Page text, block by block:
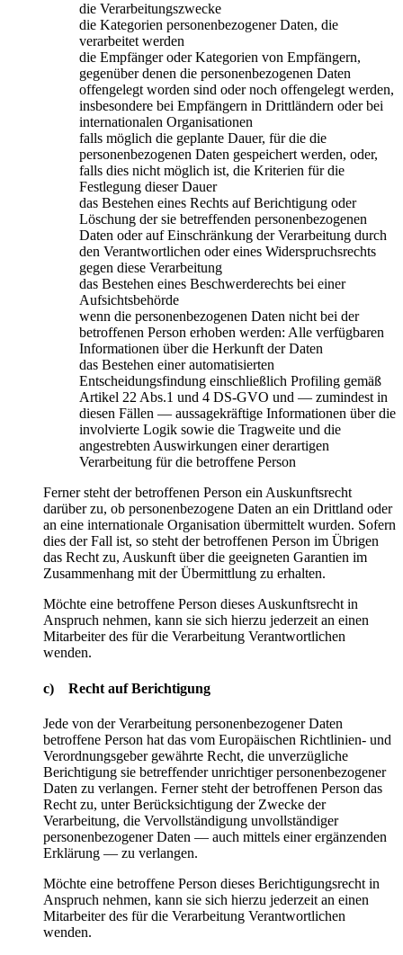
die Verarbeitungszwecke
die Kategorien personenbezogener Daten, die
verarbeitet werden
die Empfänger oder Kategorien von Empfängern,
gegenüber denen die personenbezogenen Daten
offengelegt worden sind oder noch offengelegt werden,
insbesondere bei Empfängern in Drittländern oder bei
internationalen Organisationen
falls möglich die geplante Dauer, für die die
personenbezogenen Daten gespeichert werden, oder,
falls dies nicht möglich ist, die Kriterien für die
Festlegung dieser Dauer
das Bestehen eines Rechts auf Berichtigung oder
Löschung der sie betreffenden personenbezogenen
Daten oder auf Einschränkung der Verarbeitung durch
den Verantwortlichen oder eines Widerspruchsrechts
gegen diese Verarbeitung
das Bestehen eines Beschwerderechts bei einer
Aufsichtsbehörde
wenn die personenbezogenen Daten nicht bei der
betroffenen Person erhoben werden: Alle verfügbaren
Informationen über die Herkunft der Daten
das Bestehen einer automatisierten
Entscheidungsfindung einschließlich Profiling gemäß
Artikel 22 Abs.1 und 4 DS-GVO und — zumindest in
diesen Fällen — aussagekräftige Informationen über die
involvierte Logik sowie die Tragweite und die
angestrebten Auswirkungen einer derartigen
Verarbeitung für die betroffene Person
Ferner steht der betroffenen Person ein Auskunftsrecht
darüber zu, ob personenbezogene Daten an ein Drittland oder
an eine internationale Organisation übermittelt wurden. Sofern
dies der Fall ist, so steht der betroffenen Person im Übrigen
das Recht zu, Auskunft über die geeigneten Garantien im
Zusammenhang mit der Übermittlung zu erhalten.
Möchte eine betroffene Person dieses Auskunftsrecht in
Anspruch nehmen, kann sie sich hierzu jederzeit an einen
Mitarbeiter des für die Verarbeitung Verantwortlichen
wenden.
c) Recht auf Berichtigung
Jede von der Verarbeitung personenbezogener Daten
betroffene Person hat das vom Europäischen Richtlinien- und
Verordnungsgeber gewährte Recht, die unverzügliche
Berichtigung sie betreffender unrichtiger personenbezogener
Daten zu verlangen. Ferner steht der betroffenen Person das
Recht zu, unter Berücksichtigung der Zwecke der
Verarbeitung, die Vervollständigung unvollständiger
personenbezogener Daten — auch mittels einer ergänzenden
Erklärung — zu verlangen.
Möchte eine betroffene Person dieses Berichtigungsrecht in
Anspruch nehmen, kann sie sich hierzu jederzeit an einen
Mitarbeiter des für die Verarbeitung Verantwortlichen
wenden.